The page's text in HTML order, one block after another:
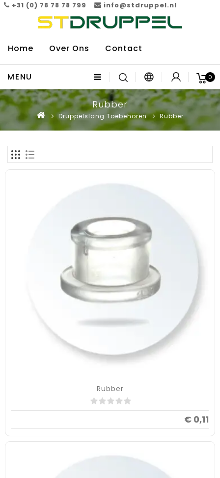
+31 (0) 78 78 78 799 info@stdruppel.nl
0
Home Over Ons Contact
MENU
Rubber
Druppelslang Toebehoren Rubber
Rubber
€ 0,11